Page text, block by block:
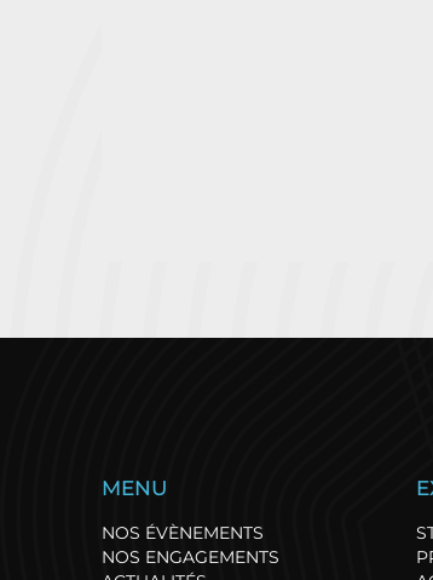
La Solitaire du Figaro
ouvre un nouveau
chapitre de son histoire
en 2028
MENU
NOS ÉVÈNEMENTS
NOS ENGAGEMENTS